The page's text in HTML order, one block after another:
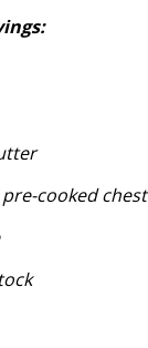
cooked